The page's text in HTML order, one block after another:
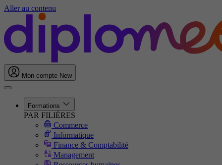
Aller au contenu
Mon compte New
Formations
PAR FILIÈRES
Commerce
Informatique
Finance & Comptabilité
Management